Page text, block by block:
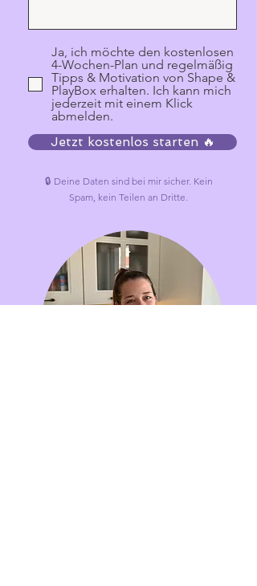
Ja, ich möchte den kostenlosen
4-Wochen-Plan und regelmäßig
Tipps & Motivation von Shape &
PlayBox erhalten. Ich kann mich
jederzeit mit einem Klick
abmelden.
Jetzt kostenlos starten 🔥
🔒 Deine Daten sind bei mir sicher. Kein
Spam, kein Teilen an Dritte.